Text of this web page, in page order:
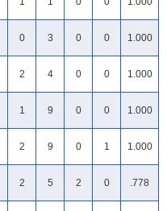
0 3 0 0 1.000
2 4 0 0 1.000
1 9 0 0 1.000
2 9 0 1 1.000
2 5 2 0 .778